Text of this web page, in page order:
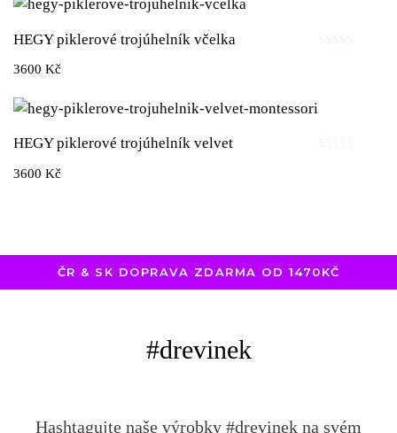
HEGY piklerové trojúhelník včelka
3600 Kč
HEGY piklerové trojúhelník velvet
3600 Kč
ČR & SK DOPRAVA ZDARMA OD 1470KČ
#drevinek
Hashtagujte naše výrobky #drevinek na svém